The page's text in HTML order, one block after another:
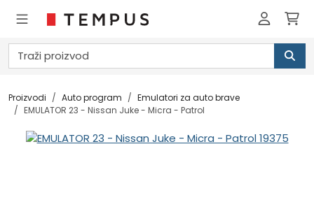
Proizvodi Auto program
Emulatori za auto brave
EMULATOR 23 - Nissan Juke - Micra - Patrol